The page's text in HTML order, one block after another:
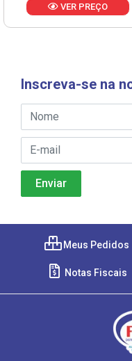
VER PREÇO
Inscreva-se na
Meus Pedidos
Notas Fiscais